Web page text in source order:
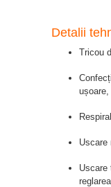
Detalii
Tricou
Uscare
Uscare